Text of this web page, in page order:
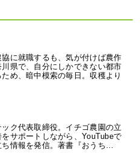
に就職するも、気が付けば農作
県で、自分にしかできない都市
め、暗中模索の毎日。収穫より
ク代表取締役。イチゴ農園の立
サポートしながら、YouTubeで
ち情報を発信。著書『おうち…